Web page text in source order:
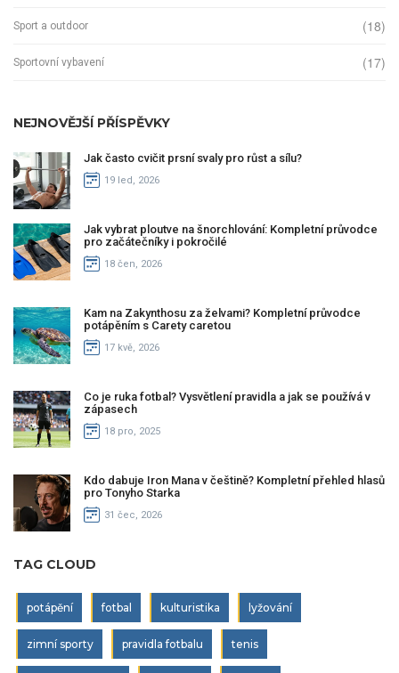
Sport a outdoor (18)
Sportovní vybavení (17)
NEJNOVĚJŠÍ PŘÍSPĚVKY
Jak často cvičit prsní svaly pro růst a sílu?
19 led, 2026
Jak vybrat ploutve na šnorchlování: Kompletní průvodce
pro začátečníky i pokročilé
18 čen, 2026
Kam na Zakynthosu za želvami? Kompletní průvodce
potápěním s Carety caretou
17 kvě, 2026
Co je ruka fotbal? Vysvětlení pravidla a jak se používá v
zápasech
18 pro, 2025
Kdo dabuje Iron Mana v češtině? Kompletní přehled hlasů
pro Tonyho Starka
31 čec, 2026
TAG CLOUD
potápění fotbal kulturistika lyžování
zimní sporty pravidla fotbalu tenis